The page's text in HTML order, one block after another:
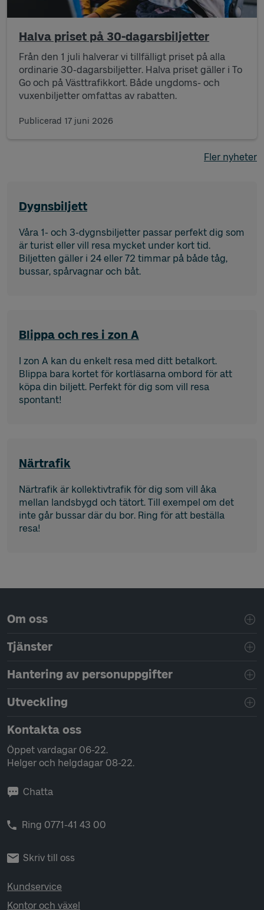
Halva priset på 30-dagarsbiljetter
Från den 1 juli halverar vi tillfälligt priset på alla
ordinarie 30-dagarsbiljetter. Halva priset gäller i To
Go och på Västtrafikkort. Både ungdoms- och
vuxenbiljetter omfattas av rabatten.
Publicerad 17 juni 2026
Fler nyheter
Dygnsbiljett
Våra 1- och 3-dygnsbiljetter passar perfekt dig som
är turist eller vill resa mycket under kort tid.
Biljetten gäller i 24 eller 72 timmar på både tåg,
bussar, spårvagnar och båt.
Blippa och res i zon A
I zon A kan du enkelt resa med ditt betalkort.
Blippa bara kortet för kortläsarna ombord för att
köpa din biljett. Perfekt för dig som vill resa
spontant!
Närtrafik
Närtrafik är kollektivtrafik för dig som vill åka
mellan landsbygd och tätort. Till exempel om det
inte går bussar där du bor. Ring för att beställa
resa!
Sidfotsnavigering
Om oss
Tjänster
Hantering av personuppgifter
Utveckling
Kontakta oss
Öppet vardagar 06-22.
Helger och helgdagar 08-22.
Chatta
Ring 0771-41 43 00
Skriv till oss
Kundservice
Kontor och växel